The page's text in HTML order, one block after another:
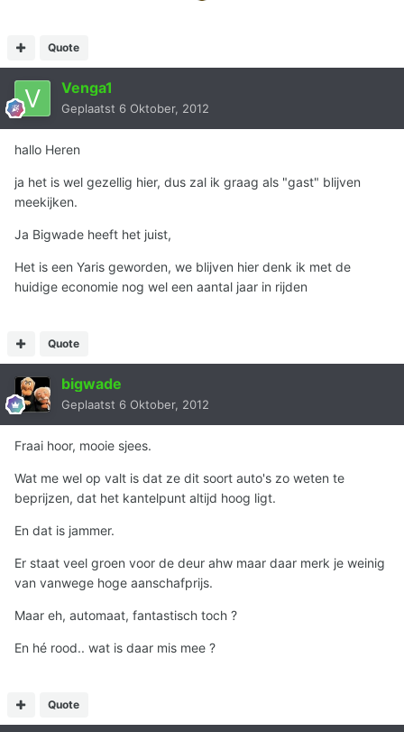
Quote
Venga1
Geplaatst 6 Oktober, 2012
hallo Heren
ja het is wel gezellig hier, dus zal ik graag als "gast" blijven
meekijken.
Ja Bigwade heeft het juist,
Het is een Yaris geworden, we blijven hier denk ik met de
huidige economie nog wel een aantal jaar in rijden
Quote
bigwade
Geplaatst 6 Oktober, 2012
Fraai hoor, mooie sjees.
Wat me wel op valt is dat ze dit soort auto's zo weten te
beprijzen, dat het kantelpunt altijd hoog ligt.
En dat is jammer.
Er staat veel groen voor de deur ahw maar daar merk je weinig
van vanwege hoge aanschafprijs.
Maar eh, automaat, fantastisch toch ?
En hé rood.. wat is daar mis mee ?
Quote